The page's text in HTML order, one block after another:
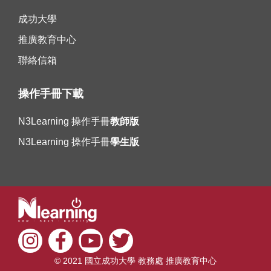
成功大學
推廣教育中心
聯絡信箱
操作手冊下載
N3Learning 操作手冊教師版
N3Learning 操作手冊學生版
© 2021 國立成功大學 教務處 推廣教育中心